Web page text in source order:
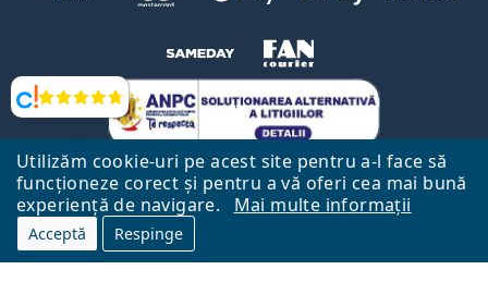
Utilizăm cookie-uri pe acest site pentru a-l face să
funcționeze corect și pentru a vă oferi cea mai bună
experiență de navigare.
Mai multe informații
Acceptă Respinge
Opinii
Către Pagina Principală Mai sus